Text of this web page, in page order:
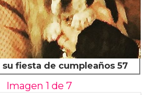
su fiesta de cumpleaños 57
Imagen 1 de 7